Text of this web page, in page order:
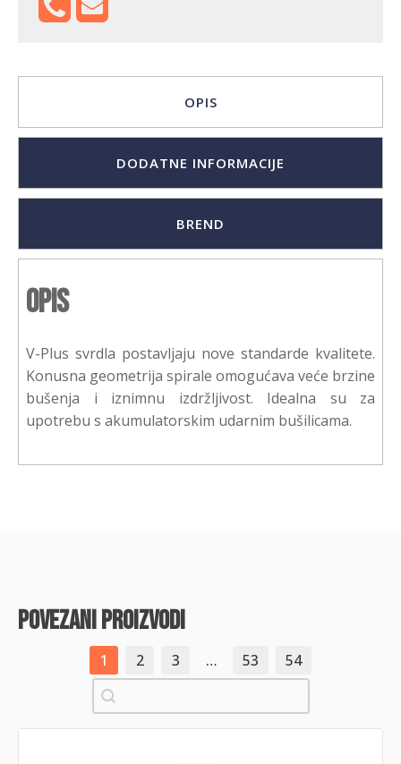
OPIS
DODATNE INFORMACIJE
BREND
Opis
V-Plus svrdla postavljaju nove standarde kvalitete.
Konusna geometrija spirale omogućava veće brzine
bušenja i iznimnu izdržljivost. Idealna su za
upotrebu s akumulatorskim udarnim bušilicama.
povezani proizvodi
1 2 3 … 53
54
Pretraži